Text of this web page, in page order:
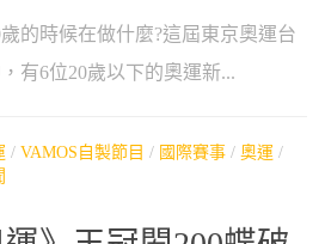
的時候在做什麼?這屆東京奧運台
有6位20歲以下的奧運新...
/ VAMOS自製節目 / 國際賽事 / 奧運 /